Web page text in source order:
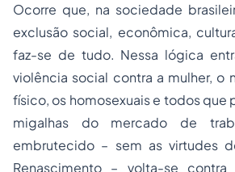
Ocorre que, na sociedade
exclusão social, econômica,
faz-se de tudo. Nessa lógica
violência social contra a mulher, o
físico, os homosexuais e todos que
migalhas do mercado de
embrutecido – sem as virtudes
Renascimento – volta-se